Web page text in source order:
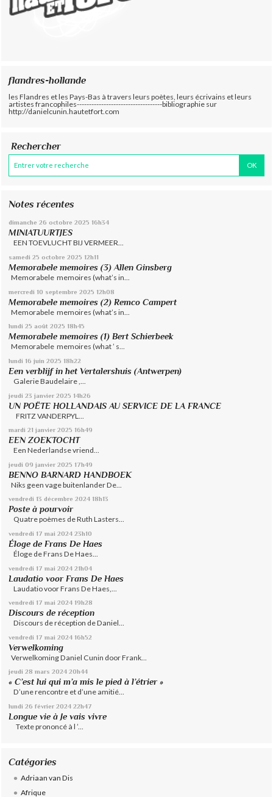
flandres-hollande
les Flandres et les Pays-Bas à travers leurs poètes, leurs écrivains et leurs
artistes francophiles-----------------------------------bibliographie sur
http://danielcunin.hautetfort.com
Rechercher
Notes récentes
dimanche 26 octobre 2025 16h34
MINIATUURTJES
EEN TOEVLUCHT BIJ VERMEER...
samedi 25 octobre 2025 12h11
Memorabele memoires (3) Allen Ginsberg
Memorabele memoires (what’s in...
mercredi 10 septembre 2025 12h08
Memorabele memoires (2) Remco Campert
Memorabele memoires (what’s in...
lundi 25 août 2025 18h45
Memorabele memoires (1) Bert Schierbeek
Memorabele memoires (what ’ s...
lundi 16 juin 2025 18h22
Een verblijf in het Vertalershuis (Antwerpen)
Galerie Baudelaire ,...
jeudi 23 janvier 2025 14h26
UN POËTE HOLLANDAIS AU SERVICE DE LA FRANCE
FRITZ VANDERPYL...
mardi 21 janvier 2025 16h49
EEN ZOEKTOCHT
Een Nederlandse vriend...
jeudi 09 janvier 2025 17h49
BENNO BARNARD HANDBOEK
Niks geen vage buitenlander De...
vendredi 13 décembre 2024 18h13
Poste à pourvoir
Quatre poèmes de Ruth Lasters...
vendredi 17 mai 2024 23h10
Éloge de Frans De Haes
Éloge de Frans De Haes...
vendredi 17 mai 2024 21h04
Laudatio voor Frans De Haes
Laudatio voor Frans De Haes,...
vendredi 17 mai 2024 19h28
Discours de réception
Discours de réception de Daniel...
vendredi 17 mai 2024 16h52
Verwelkoming
Verwelkoming Daniel Cunin door Frank...
jeudi 28 mars 2024 20h44
« C’est lui qui m’a mis le pied à l’étrier »
D’une rencontre et d’une amitié...
lundi 26 février 2024 22h47
Longue vie à Je vais vivre
Texte prononcé à l ’...
Catégories
Adriaan van Dis
Afrique